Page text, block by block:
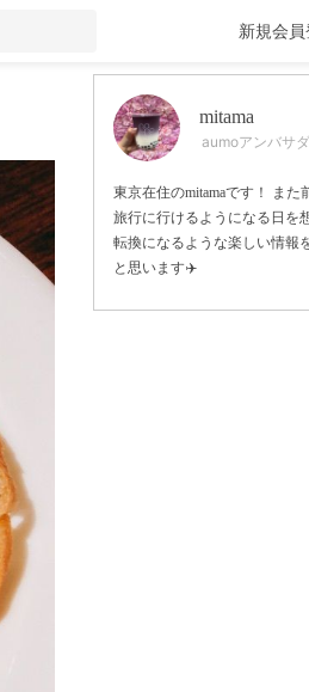
新規会
mitama
aumoアンバサ
東京在住のmitamaです！ また
旅行に行けるようになる日を
転換になるような楽しい情報
と思います✈️